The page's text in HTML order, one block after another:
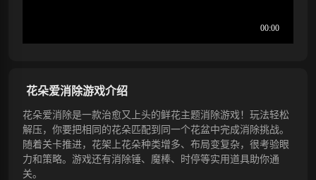
花朵爱消除游戏介绍
花朵爱消除是一款治愈又上头的鲜花主题消除游戏！玩法轻松
解压，你要把相同的花朵匹配到同一个花盆中完成消除挑战。
随着关卡推进，花架上花朵种类增多、布局变复杂，很考验眼
力和策略。游戏还有消除锤、魔棒、时停等实用道具助你通
关。